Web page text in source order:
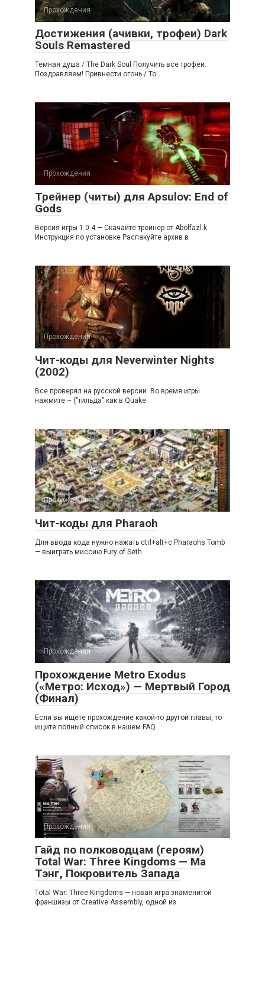
Прохождения
Достижения (ачивки, трофеи) Dark
Souls Remastered
Темная душа / The Dark Soul Получить все трофеи.
Поздравляем! Привнести огонь / To
Прохождения
Трейнер (читы) для Apsulov: End of
Gods
Версия игры 1.0.4 — Скачайте трейнер от Abolfazl.k
Инструкция по установке Распакуйте архив в
Прохождения
Чит-коды для Neverwinter Nights
(2002)
Все проверял на русской версии. Во время игры
нажмите ~ ("тильда" как в Quake
Прохождения
Чит-коды для Pharaoh
Для ввода кода нужно нажать ctrl+alt+c Pharaohs Tomb
— выиграть миссию Fury of Seth
Прохождения
Прохождение Metro Exodus
(«Метро: Исход») — Мертвый Город
(Финал)
Если вы ищете прохождение какой-то другой главы, то
ищите полный список в нашем FAQ
Прохождения
Гайд по полководцам (героям)
Total War: Three Kingdoms — Ма
Тэнг, Покровитель Запада
Total War: Three Kingdoms — новая игра знаменитой
франшизы от Creative Assembly, одной из